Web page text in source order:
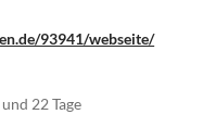
93941/webseite/
22 Tage